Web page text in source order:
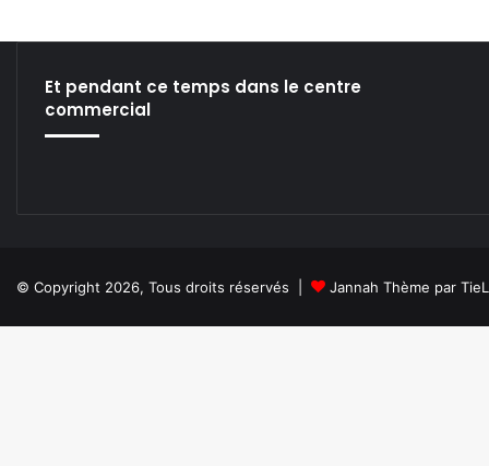
Et pendant ce temps dans le centre
commercial
© Copyright 2026, Tous droits réservés | Jannah Thème par